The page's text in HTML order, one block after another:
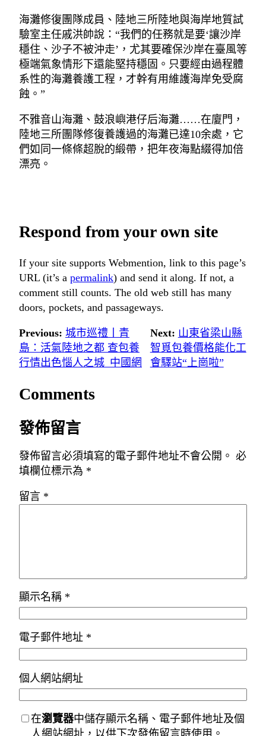
海灘修復團隊成員、陸地三所陸地與海岸地質試
驗室主任戚洪帥說：“我們的任務就是要‘讓沙岸
穩住、沙子不被沖走’，尤其要確保沙岸在臺風等
極端氣象情形下還能堅持穩固。只要經由過程體
系性的海灘養護工程，才幹有用維護海岸免受腐
蝕。”
不雅音山海灘、鼓浪嶼港仔后海灘……在廈門，
陸地三所團隊修復養護過的海灘已達10余處，它
們如同一條條超脫的緞帶，把年夜海點綴得加倍
漂亮。
Respond from your own site
If your site supports Webmention, link to this page’s
URL (it’s a permalink) and send it along. If not, a
comment still counts. The old web still has many
doors, pockets, and passageways.
Previous: 城市巡禮丨青
島：活氣陸地之都 查包養
行情出色惱人之城_中國網
Next: 山東省梁山縣
智覓包養價格能化工
會驛站“上崗啦”
Comments
發佈留言
發佈留言必須填寫的電子郵件地址不會公開。 必
填欄位標示為 *
留言 *
顯示名稱 *
電子郵件地址 *
個人網站網址
在瀏覽器中儲存顯示名稱、電子郵件地址及個